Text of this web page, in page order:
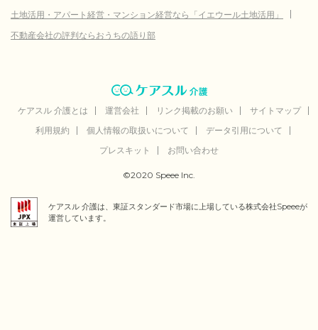
土地活用・アパート経営・マンション経営なら「イエウール土地活用」
不動産会社の評判ならおうちの語り部
ケアスル 介護とは 運営会社 リンク掲載のお願い
サイトマップ
利用規約
個人情報の取扱いについて
データ引用について
プレスキット
お問い合わせ
©2020 Speee Inc.
ケアスル 介護は、東証スタンダード市場に上場している株式会社Speeeが
運営しています。